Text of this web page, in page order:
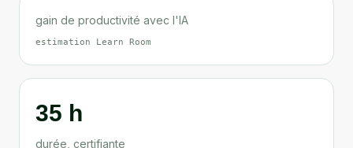
gain de productivité avec l'IA
estimation Learn Room
35 h
durée, certifiante